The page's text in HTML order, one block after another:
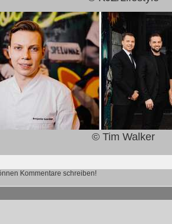
© Tim Walker
Kommentare schreiben!